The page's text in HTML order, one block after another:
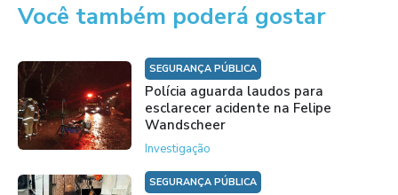
Você também poderá gostar
SEGURANÇA PÚBLICA
Polícia aguarda laudos para
esclarecer acidente na Felipe
Wandscheer
Investigação
SEGURANÇA PÚBLICA